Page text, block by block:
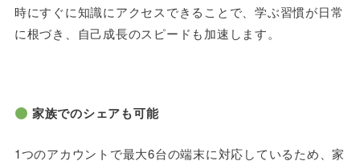
時にすぐに知識にアクセスできることで、学ぶ習慣が日常
に根づき、自己成長のスピードも加速します。
家族でのシェアも可能
1つのアカウントで最大6台の端末に対応しているため、家